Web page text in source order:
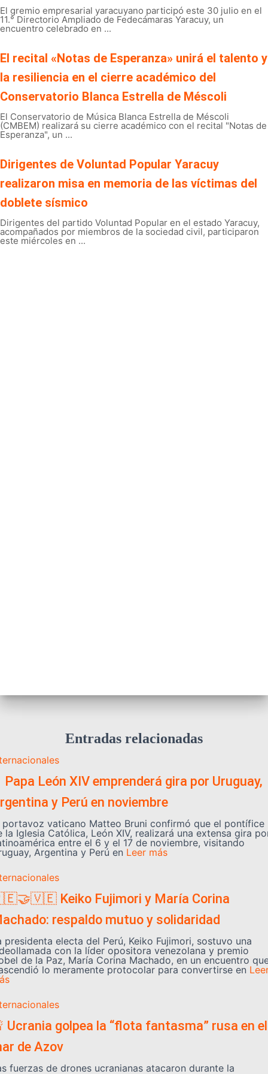
El gremio empresarial yaracuyano participó este 30 julio en el
11.° Directorio Ampliado de Fedecámaras Yaracuy, un
encuentro celebrado en ...
El recital «Notas de Esperanza» unirá el talento y
la resiliencia en el cierre académico del
Conservatorio Blanca Estrella de Méscoli
El Conservatorio de Música Blanca Estrella de Méscoli
(CMBEM) realizará su cierre académico con el recital "Notas de
Esperanza", un ...
Dirigentes de Voluntad Popular Yaracuy
realizaron misa en memoria de las víctimas del
doblete sísmico
Dirigentes del partido Voluntad Popular en el estado Yaracuy,
acompañados por miembros de la sociedad civil, participaron
este miércoles en ...
Entradas relacionadas
León XIV emprenderá gira por Uruguay,
y Perú en noviembre
portavoz vaticano Matteo Bruni confirmó que el pontífice
la Iglesia Católica, León XIV, realizará una extensa gira
entre el 6 y el 17 de noviembre, visitando
Argentina y Perú en Leer más
Keiko Fujimori y María Corina
respaldo mutuo y solidaridad
presidenta electa del Perú, Keiko Fujimori, sostuvo una
con la líder opositora venezolana y premio
de la Paz, María Corina Machado, en un encuentro
lo meramente protocolar para convertirse en
Ucrania golpea la “flota fantasma” rusa en el
de Azov
fuerzas de drones ucranianas atacaron durante la